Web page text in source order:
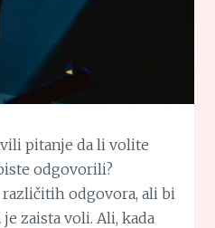
pitanje da li volite
odgovorili?
odgovora, ali bi
zaista voli. Ali, kada